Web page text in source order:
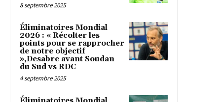
8 septembre 2025
Éliminatoires Mondial
2026 : « Récolter les
points pour se rapprocher
de notre objectif
»,Desabre avant Soudan
du Sud vs RDC
4 septembre 2025